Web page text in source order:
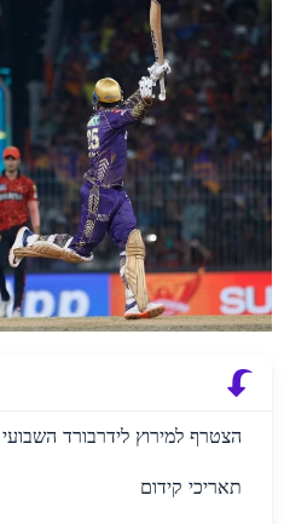
הצטרף למירוץ לידרבורד
תאריכי קידום